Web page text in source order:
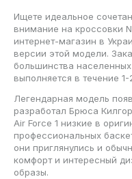
Ищете идеальное
внимание на кроссовки
интернет-магазин в
версии этой модели.
большинства
выполняется в течение 1-
Легендарная модель
разработал Брюса
Air Force 1 низкие в
профессиональных
они приглянулись и
комфорт и интересный
образы.